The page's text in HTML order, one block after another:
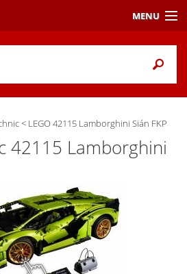
< LEGO 42115 Lamborghini Sián FKP
42115 Lamborghini
MENU